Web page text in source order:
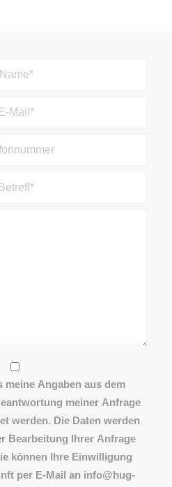
meine Angaben aus dem
meiner Anfrage
werden. Die Daten werden
Bearbeitung Ihrer Anfrage
können Ihre Einwilligung
per E-Mail an info@hug-